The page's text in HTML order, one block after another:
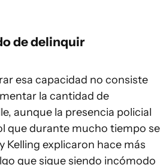
de delinquir
esa capacidad no consiste
la cantidad de
aunque la presencia policial
que durante mucho tiempo se
Kelling explicaron hace más
que sigue siendo incómodo